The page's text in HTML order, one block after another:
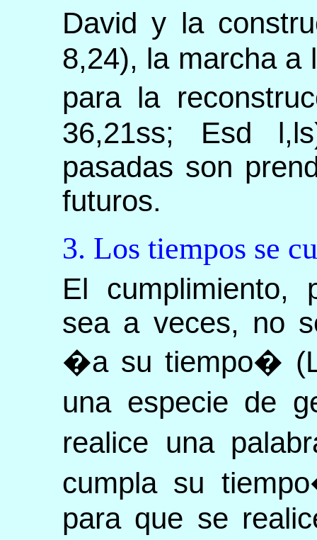
David y la
8,24), la marcha a
para la
36,21ss; Esd
pasadas son
futuros.
3. Los tiempos se
El cumplimiento,
sea a veces, no
�a su tiempo�
una especie de
realice una
cumpla su
para que se